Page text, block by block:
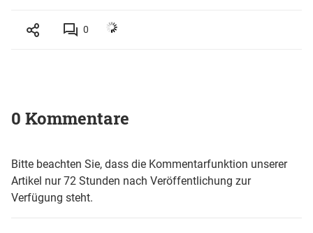
0
0 Kommentare
Bitte beachten Sie, dass die Kommentarfunktion unserer
Artikel nur 72 Stunden nach Veröffentlichung zur
Verfügung steht.